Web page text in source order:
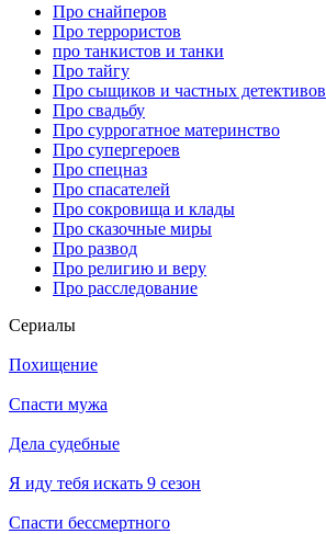
Про снайперов
Про террористов
про танкистов и танки
Про тайгу
Про сыщиков и частных детективов
Про свадьбу
Про суррогатное материнство
Про супергероев
Про спецназ
Про спасателей
Про сокровища и клады
Про сказочные миры
Про развод
Про религию и веру
Про расследование
Се­риа­лы
Похищение
Спасти мужа
Дела судебные
Я иду тебя искать 9 сезон
Спасти бессмертного